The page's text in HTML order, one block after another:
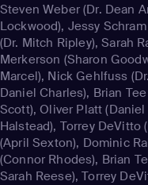
Steven Weber(Dr. Dean
Lockwood), Jessy Schram
(Dr. Mitch Ripley),Sarah
Merkerson (Sharon
Marcel), Nick Gehlfuss
Daniel Charles), Brian Tee
Scott),Oliver Platt (Daniel
Halstead), Torrey DeVitto
(April Sexton), Dominic
(Connor Rhodes), Brian
Sarah Reese),Torrey